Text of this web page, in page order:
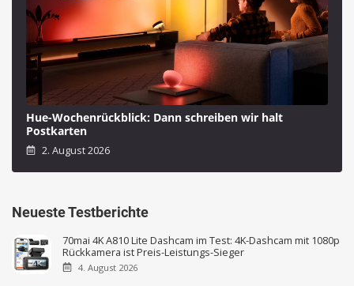
Hue-Wochenrückblick: Dann schreiben wir halt
Postkarten
2. August 2026
Neueste Testberichte
70mai 4K A810 Lite Dashcam im Test: 4K-Dashcam mit 1080p
Rückkamera ist Preis-Leistungs-Sieger
4. August 2026